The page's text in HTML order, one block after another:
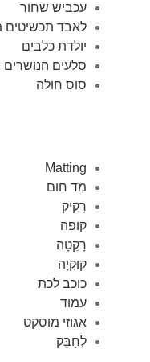
עכביש שחור
לאבד תכשיטים
יולדת כלבים
סלעים
סוס חולה
Matting
מד חום
רָקִיק
קופה
רָקֵטָה
קוּקִיָה
כוכב לכת
עמוד
אגוזי מוסקט
לְחַבֵּק